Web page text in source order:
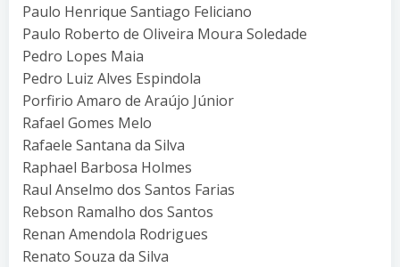
Paulo Henrique Santiago Feliciano
Paulo Roberto de Oliveira Moura Soledade
Pedro Lopes Maia
Pedro Luiz Alves Espindola
Porfirio Amaro de Araújo Júnior
Rafael Gomes Melo
Rafaele Santana da Silva
Raphael Barbosa Holmes
Raul Anselmo dos Santos Farias
Rebson Ramalho dos Santos
Renan Amendola Rodrigues
Renato Souza da Silva